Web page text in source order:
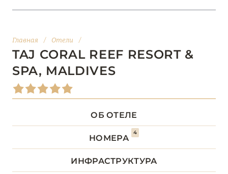
АДДУ
АТОЛЛ РАА
ВААВУ
ДХААЛУ
Главная / Отели /
TAJ CORAL REEF RESORT &
SPA, MALDIVES
ОБ ОТЕЛЕ
НОМЕРА
4
ИНФРАСТРУКТУРА